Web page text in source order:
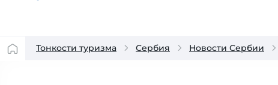
Тонкости туризма Сербия Новости Сербии